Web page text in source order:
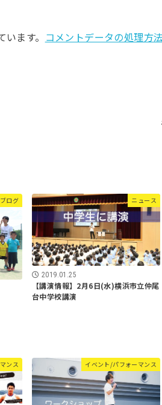
ます。 コメントデータの処理方
ブログ ニュース
2019.01.25
【講演情報】2月6日(水)横浜市立仲尾
台中学校講演
ンス イベント/パフォーマンス